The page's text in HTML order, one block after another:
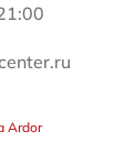
Ardor